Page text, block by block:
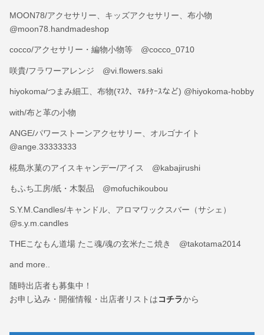
MOON78/アクセサリー、キッズアクセサリー、布小物
@moon78.handmadeshop
cocco/アクセサリー・編物小物等 @cocco_0710
咲貴/フラワーアレンジ @vi.flowers.saki
hiyokoma/つまみ細工、布物(ﾏｽｸ、ﾏﾙﾁｹｰｽなど) @hiyokoma-hobby
with/布と革の小物
ANGE/パワーストーンアクセサリー、オルゴナイト
@ange.33333333
椛島氷菓のアイスキャンデー/アイス @kabajirushi
もふち工房/紙・木製品 @mofuchikoubou
S.Y.M.Candles/キャンドル、アロマワックスバー（サシェ）
@s.y.m.candles
THEこなもん道場 たこ魂/魂の玄米たこ焼き @takotama2014
and more..
随時出店者も募集中！
お申し込み・開催情報・出店者リストはコチラから